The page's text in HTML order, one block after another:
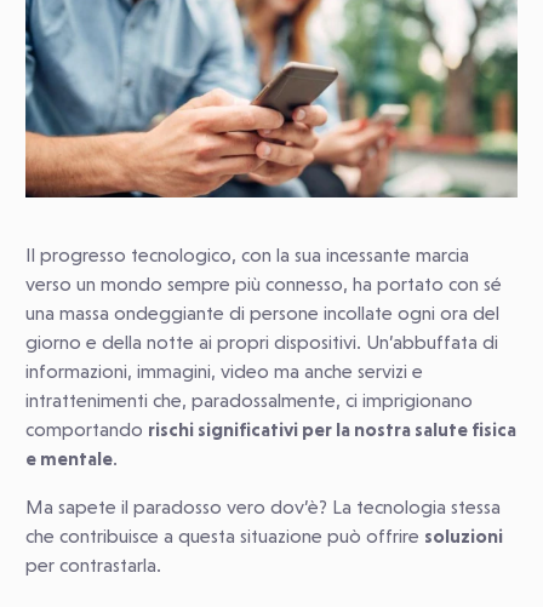
Il progresso tecnologico, con la sua incessante marcia
verso un mondo sempre più connesso, ha portato con sé
una massa ondeggiante di persone incollate ogni ora del
giorno e della notte ai propri dispositivi. Un’abbuffata di
informazioni, immagini, video ma anche servizi e
intrattenimenti che, paradossalmente, ci imprigionano
comportando rischi significativi per la nostra salute fisica
e mentale.
Ma sapete il paradosso vero dov’è? La tecnologia stessa
che contribuisce a questa situazione può offrire soluzioni
per contrastarla.
Italiano